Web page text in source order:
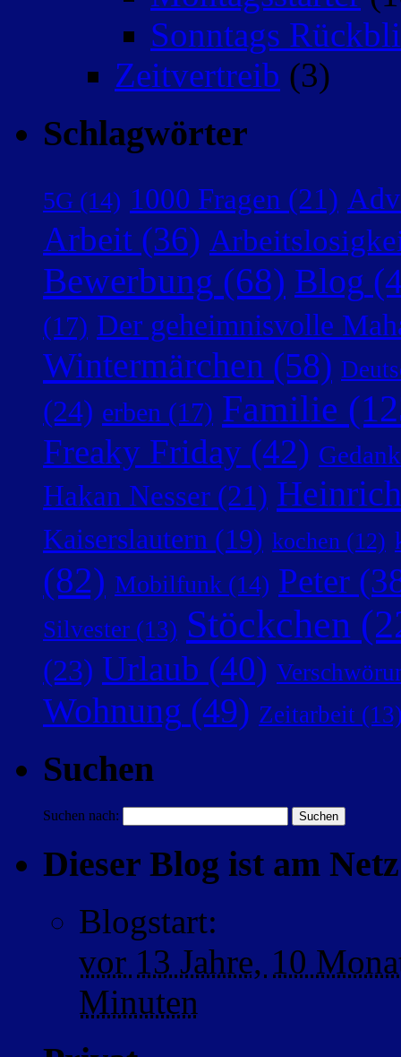
Sonntags
Zeitvertreib (3)
Schlagwörter
5G (14) 1000 Fragen (21)
Arbeit (36)
Bewerbung (68) Blog
(17) Der geheimnisvolle
Wintermärchen (58)
(24) erben (17) Familie
Freaky Friday (42)
Hakan Nesser (21)
Kaiserslautern (19) kochen (12)
(82) Mobilfunk (14) Peter
Silvester (13) Stöckchen
(23) Urlaub (40)
Wohnung (49) Zeitarbeit
Suchen
Suchen nach:
Dieser Blog ist am
Blogstart:
vor 13 Jahre, 10
Minuten